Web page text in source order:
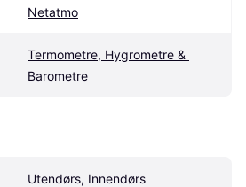
Netatmo
Termometre, Hygrometre &
Barometre
Utendørs, Innendørs